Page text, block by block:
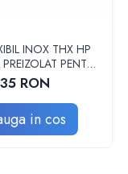
INOX THX HP
PENTRU
- THX
RON
in cos